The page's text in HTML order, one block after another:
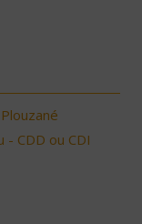
CDD ou CDI